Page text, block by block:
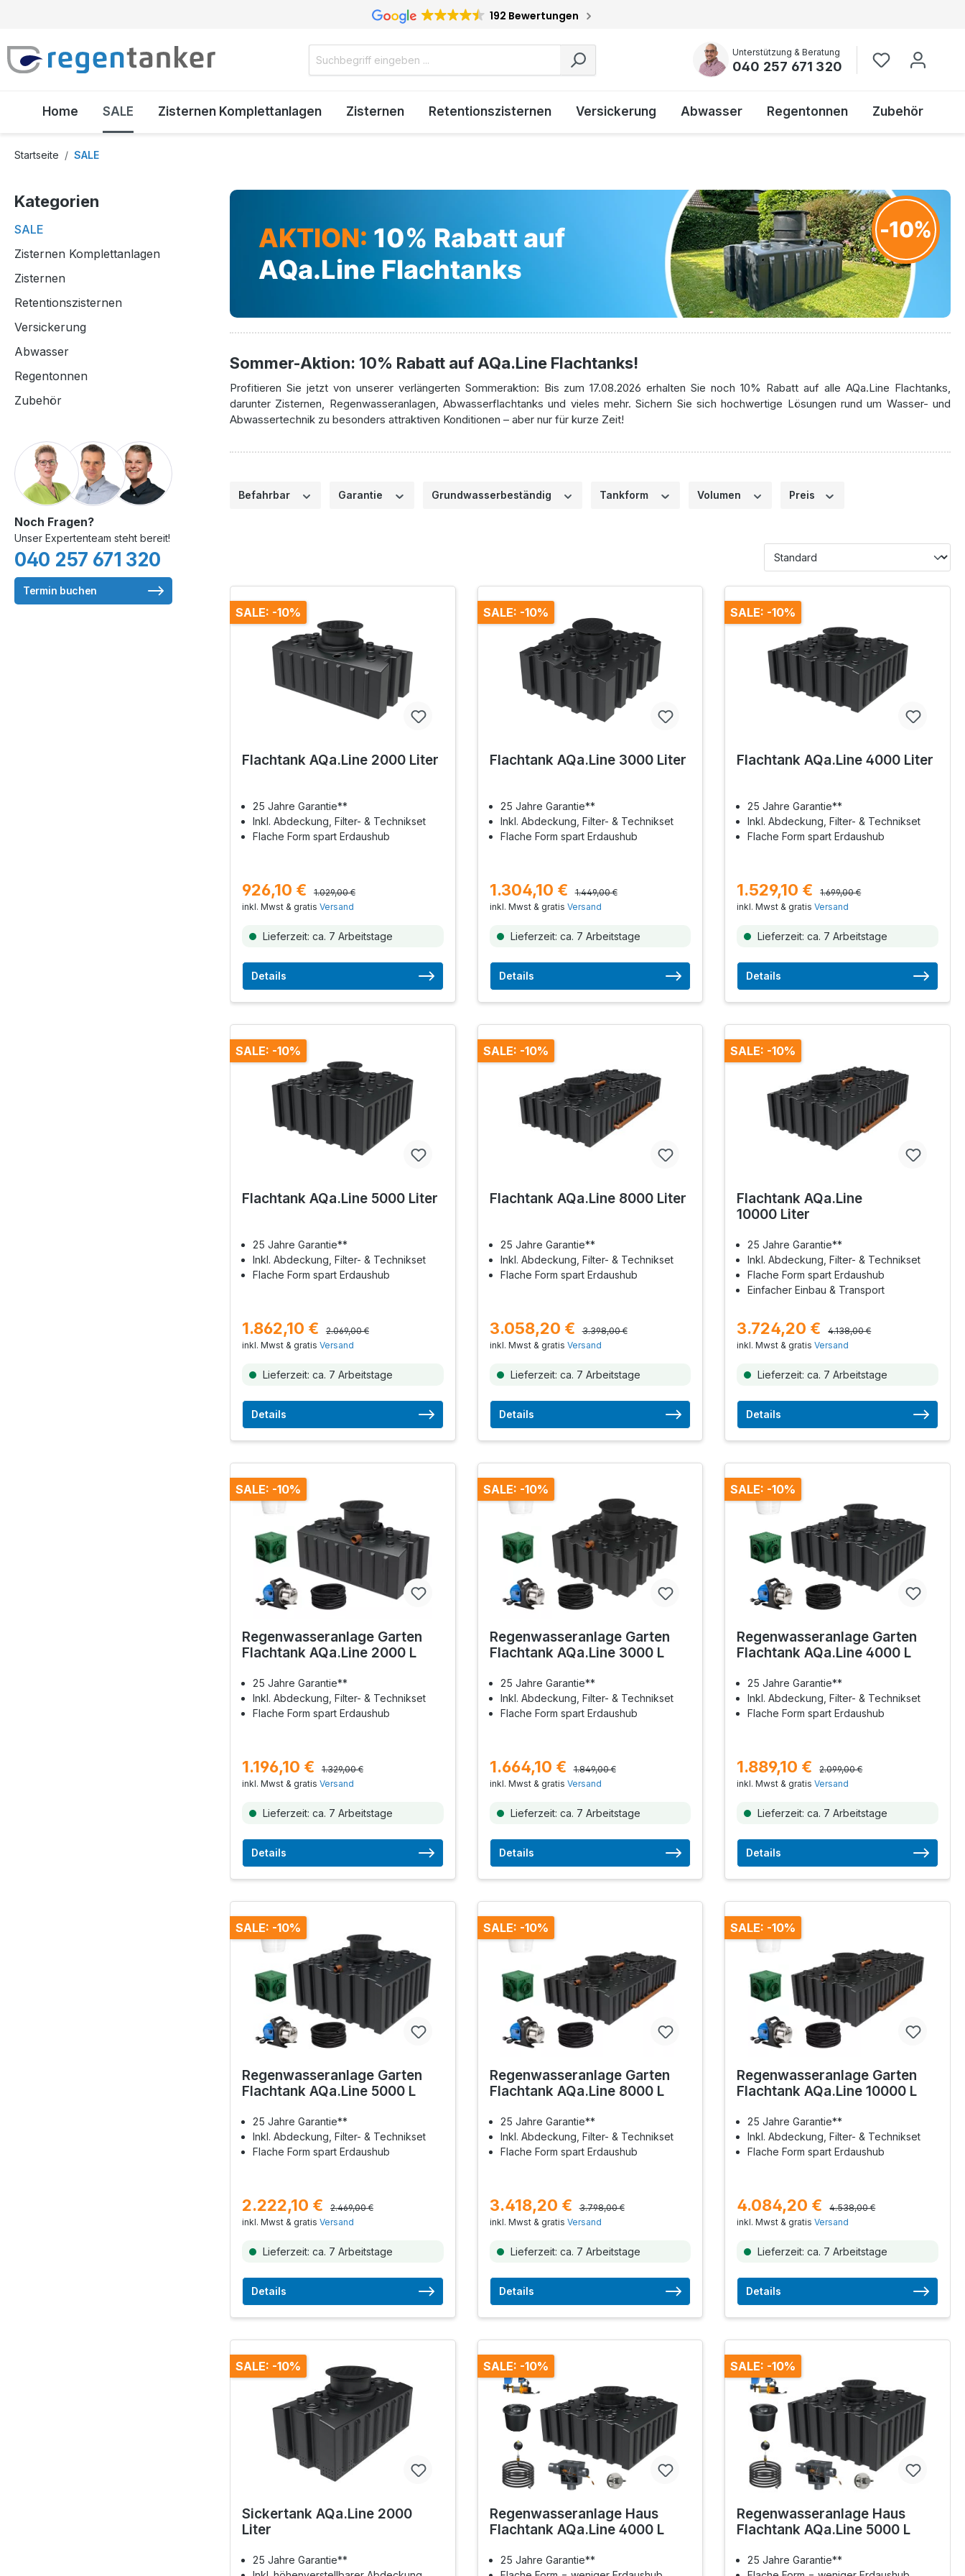
192 Bewertungen
Unterstützung & Beratung
040 257 671 320
Home SALE Zisternen Komplettanlagen Zisternen Retentionszisternen Versickerung Abwasser Regentonnen Zubehör
Startseite SALE
Kategorien
SALE
Zisternen Komplettanlagen
Zisternen
Retentionszisternen
Versickerung
Abwasser
Regentonnen
Zubehör
Noch Fragen?
Unser Expertenteam steht bereit!
040 257 671 320
Termin buchen
-10%
AKTION: 10% Rabatt auf
AQa.Line Flachtanks
Sommer-Aktion: 10% Rabatt auf AQa.Line Flachtanks!
Profitieren Sie jetzt von unserer verlängerten Sommeraktion: Bis zum 17.08.2026 erhalten Sie noch 10% Rabatt auf alle AQa.Line Flachtanks,
darunter Zisternen, Regenwasseranlagen, Abwasserflachtanks und vieles mehr. Sichern Sie sich hochwertige Lösungen rund um Wasser- und
Abwassertechnik zu besonders attraktiven Konditionen – aber nur für kurze Zeit!
Befahrbar Garantie Grundwasserbeständig Tankform Volumen Preis
SALE: -10%
Flachtank AQa.Line 2000 Liter
25 Jahre Garantie**
Inkl. Abdeckung, Filter- & Technikset
Flache Form spart Erdaushub
926,10 €
1.029,00 €
inkl. Mwst & gratis Versand
Lieferzeit: ca. 7 Arbeitstage
Details
SALE: -10%
Flachtank AQa.Line 3000 Liter
25 Jahre Garantie**
Inkl. Abdeckung, Filter- & Technikset
Flache Form spart Erdaushub
1.304,10 €
1.449,00 €
inkl. Mwst & gratis Versand
Lieferzeit: ca. 7 Arbeitstage
Details
SALE: -10%
Flachtank AQa.Line 4000 Liter
25 Jahre Garantie**
Inkl. Abdeckung, Filter- & Technikset
Flache Form spart Erdaushub
1.529,10 €
1.699,00 €
inkl. Mwst & gratisVersand
Lieferzeit: ca. 7 Arbeitstage
Details
SALE: -10%
Flachtank AQa.Line 5000 Liter
25 Jahre Garantie**
Inkl. Abdeckung, Filter- & Technikset
Flache Form spart Erdaushub
1.862,10 €
2.069,00 €
inkl. Mwst & gratis Versand
Lieferzeit: ca. 7 Arbeitstage
Details
SALE: -10%
Flachtank AQa.Line 8000 Liter
25 Jahre Garantie**
Inkl. Abdeckung, Filter- & Technikset
Flache Form spart Erdaushub
3.058,20 €
3.398,00 €
inkl. Mwst & gratis Versand
Lieferzeit: ca. 7 Arbeitstage
Details
SALE: -10%
Flachtank AQa.Line
10000 Liter
25 Jahre Garantie**
Inkl. Abdeckung, Filter- & Technikset
Flache Form spart Erdaushub
Einfacher Einbau & Transport
3.724,20 €
4.138,00 €
inkl. Mwst & gratisVersand
Lieferzeit: ca. 7 Arbeitstage
Details
SALE: -10%
Regenwasseranlage Garten
Flachtank AQa.Line 2000 L
25 Jahre Garantie**
Inkl. Abdeckung, Filter- & Technikset
Flache Form spart Erdaushub
1.196,10 €
1.329,00 €
inkl. Mwst & gratis Versand
Lieferzeit: ca. 7 Arbeitstage
Details
SALE: -10%
Regenwasseranlage Garten
Flachtank AQa.Line 3000 L
25 Jahre Garantie**
Inkl. Abdeckung, Filter- & Technikset
Flache Form spart Erdaushub
1.664,10 €
1.849,00 €
inkl. Mwst & gratis Versand
Lieferzeit: ca. 7 Arbeitstage
Details
SALE: -10%
Regenwasseranlage Garten
Flachtank AQa.Line 4000 L
25 Jahre Garantie**
Inkl. Abdeckung, Filter- & Technikset
Flache Form spart Erdaushub
1.889,10 €
2.099,00 €
inkl. Mwst & gratisVersand
Lieferzeit: ca. 7 Arbeitstage
Details
SALE: -10%
Regenwasseranlage Garten
Flachtank AQa.Line 5000 L
25 Jahre Garantie**
Inkl. Abdeckung, Filter- & Technikset
Flache Form spart Erdaushub
2.222,10 €
2.469,00 €
inkl. Mwst & gratis Versand
Lieferzeit: ca. 7 Arbeitstage
Details
SALE: -10%
Regenwasseranlage Garten
Flachtank AQa.Line 8000 L
25 Jahre Garantie**
Inkl. Abdeckung, Filter- & Technikset
Flache Form spart Erdaushub
3.418,20 €
3.798,00 €
inkl. Mwst & gratis Versand
Lieferzeit: ca. 7 Arbeitstage
Details
SALE: -10%
Regenwasseranlage Garten
Flachtank AQa.Line 10000 L
25 Jahre Garantie**
Inkl. Abdeckung, Filter- & Technikset
Flache Form spart Erdaushub
4.084,20 €
4.538,00 €
inkl. Mwst & gratisVersand
Lieferzeit: ca. 7 Arbeitstage
Details
SALE: -10%
Sickertank AQa.Line 2000
Liter
25 Jahre Garantie**
SALE: -10%
Regenwasseranlage Haus
Flachtank AQa.Line 4000 L
25 Jahre Garantie**
SALE: -10%
Regenwasseranlage Haus
Flachtank AQa.Line 5000 L
25 Jahre Garantie**